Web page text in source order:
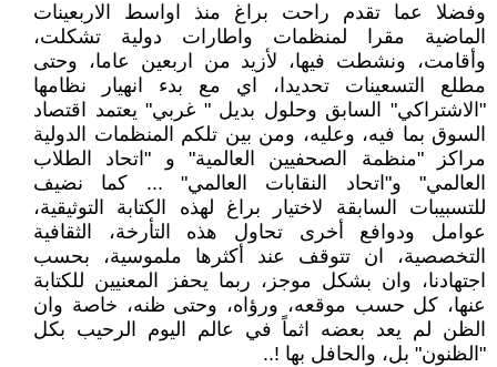
وفضلا عما تقدم راحت براغ منذ اواسط الاربعينات
الماضية مقرا لمنظمات واطارات دولية تشكلت،
وأقامت، ونشطت فيها، لأزيد من اربعين عاما، وحتى
مطلع التسعينات تحديدا، اي مع بدء انهيار نظامها
"الاشتراكي" السابق وحلول بديل " غربي" يعتمد اقتصاد
السوق بما فيه، وعليه، ومن بين تلكم المنظمات الدولية
مراكز "منظمة الصحفيين العالمية" و "اتحاد الطلاب
العالمي" و"اتحاد النقابات العالمي" ... كما نضيف
للتسبيبات السابقة لاختيار براغ لهذه الكتابة التوثيقية،
عوامل ودوافع أخرى تحاول هذه التأرخة، الثقافية
التخصصية، ان تتوقف عند أكثرها ملموسية، بحسب
اجتهادنا، وان بشكل موجز، ربما يحفز المعنيين للكتابة
عنها، كل حسب موقعه، ورؤاه، وحتى ظنه، خاصة وان
الظن لم يعد بعضه اثماً في عالم اليوم الرحيب بكل
"الظنون" بل، والحافل بها !..